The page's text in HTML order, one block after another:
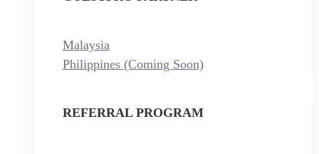
Malaysia
Philippines (Coming Soon)
REFERRAL PROGRAM